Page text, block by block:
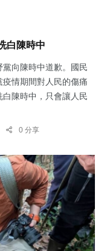
白陳時中
黨向陳時中道歉。國民
情期間對人民的傷痛
陳時中，只會讓人民
0 分享